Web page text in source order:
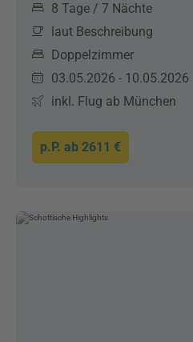
8 Tage / 7 Nächte
laut Beschreibung
Doppelzimmer
03.05.2026 - 10.05.2026
inkl. Flug ab München
p.P. ab 2611 €